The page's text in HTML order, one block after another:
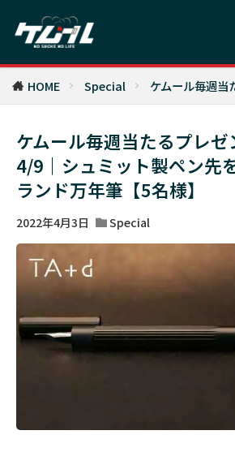
HOME Special ケムール毎週
ケムール毎週当たるプレ
4/9｜シュミット製ペン先
ランド万年筆【5名様】
2022年4月3日 Special